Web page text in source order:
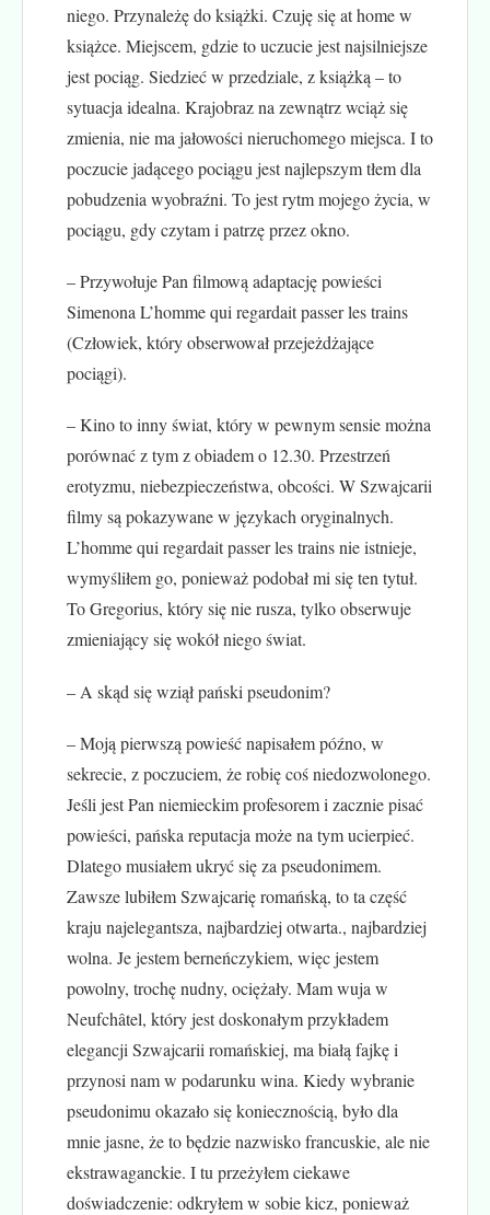
niego. Przynależę do książki. Czuję się at home w
książce. Miejscem, gdzie to uczucie jest najsilniejsze
jest pociąg. Siedzieć w przedziale, z książką – to
sytuacja idealna. Krajobraz na zewnątrz wciąż się
zmienia, nie ma jałowości nieruchomego miejsca. I to
poczucie jadącego pociągu jest najlepszym tłem dla
pobudzenia wyobraźni. To jest rytm mojego życia, w
pociągu, gdy czytam i patrzę przez okno.
– Przywołuje Pan filmową adaptację powieści
Simenona L’homme qui regardait passer les trains
(Człowiek, który obserwował przejeżdżające
pociągi).
– Kino to inny świat, który w pewnym sensie można
porównać z tym z obiadem o 12.30. Przestrzeń
erotyzmu, niebezpieczeństwa, obcości. W Szwajcarii
filmy są pokazywane w językach oryginalnych.
L’homme qui regardait passer les trains nie istnieje,
wymyśliłem go, ponieważ podobał mi się ten tytuł.
To Gregorius, który się nie rusza, tylko obserwuje
zmieniający się wokół niego świat.
– A skąd się wziął pański pseudonim?
– Moją pierwszą powieść napisałem późno, w
sekrecie, z poczuciem, że robię coś niedozwolonego.
Jeśli jest Pan niemieckim profesorem i zacznie pisać
powieści, pańska reputacja może na tym ucierpieć.
Dlatego musiałem ukryć się za pseudonimem.
Zawsze lubiłem Szwajcarię romańską, to ta część
kraju najelegantsza, najbardziej otwarta., najbardziej
wolna. Je jestem berneńczykiem, więc jestem
powolny, trochę nudny, ociężały. Mam wuja w
Neufchâtel, który jest doskonałym przykładem
elegancji Szwajcarii romańskiej, ma białą fajkę i
przynosi nam w podarunku wina. Kiedy wybranie
pseudonimu okazało się koniecznością, było dla
mnie jasne, że to będzie nazwisko francuskie, ale nie
ekstrawaganckie. I tu przeżyłem ciekawe
doświadczenie: odkryłem w sobie kicz, ponieważ